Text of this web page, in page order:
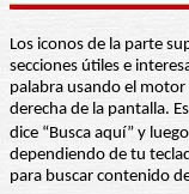
Los iconos de la parte
secciones útiles e
palabra usando el
derecha de la pantalla.
dice “Busca aquí” y
dependiendo de tu
para buscar contenido